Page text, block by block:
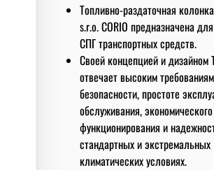
Топливно-раздаточная
s.r.o. CORIO предназначена
СПГ транспортных средств.
Своей концепцией и дизайном
отвечает высоким
безопасности, простоте
обслуживания, экономического
функционирования и
стандартных и экстремальных
климатических условиях.